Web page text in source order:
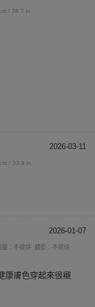
/ 28.7 in
2026-03-11
/ 33.9 in
2026-01-07
圍：不提供
體型：不提供
康膚色穿起來很襯